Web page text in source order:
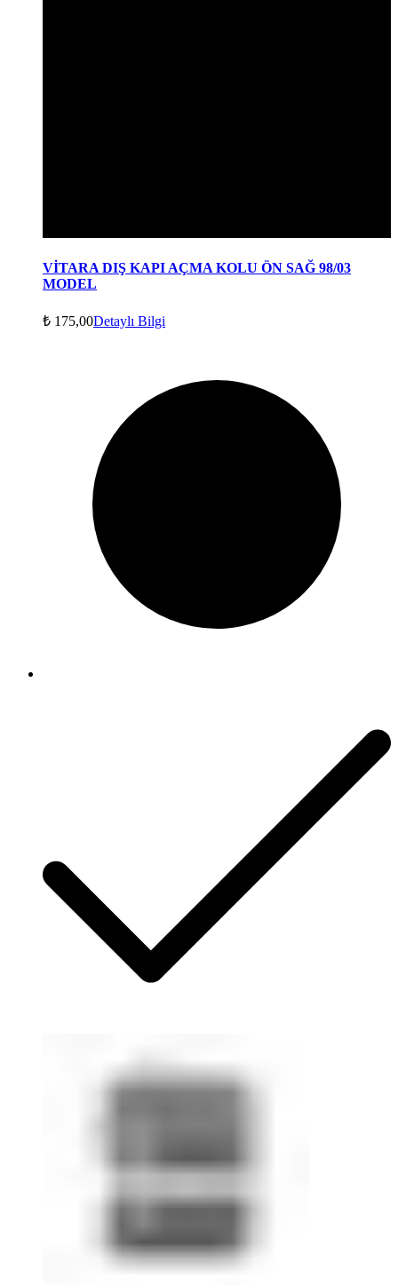
VİTARA DIŞ KAPI AÇMA KOLU ÖN SAĞ 98/03
MODEL
₺ 175,00Detaylı Bilgi